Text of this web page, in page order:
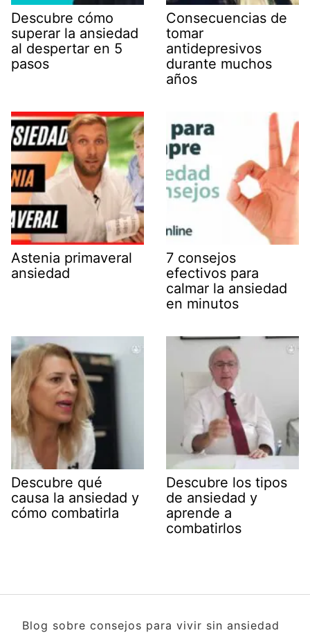
Descubre cómo
superar la ansiedad
al despertar en 5
pasos
Consecuencias de
tomar
antidepresivos
durante muchos
años
Astenia primaveral
ansiedad
7 consejos
efectivos para
calmar la ansiedad
en minutos
Descubre qué
causa la ansiedad y
cómo combatirla
Descubre los tipos
de ansiedad y
aprende a
combatirlos
Blog sobre consejos para vivir sin ansiedad